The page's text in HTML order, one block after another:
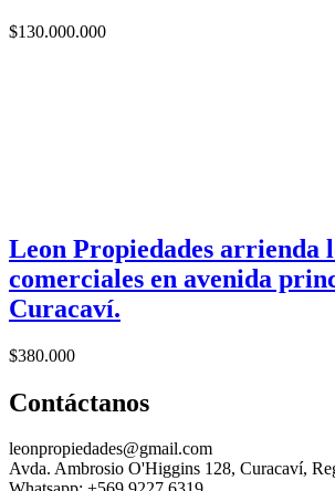
$130.000.000
Leon Propiedades arrienda
comerciales en avenida
Curacaví.
$380.000
Contáctanos
leonpropiedades@gmail.com
Avda. Ambrosio O'Higgins 128, Curacaví,